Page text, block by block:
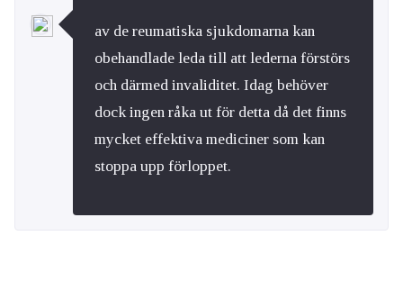
av de reumatiska sjukdomarna kan
obehandlade leda till att lederna förstörs
och därmed invaliditet. Idag behöver
dock ingen råka ut för detta då det finns
mycket effektiva mediciner som kan
stoppa upp förloppet.